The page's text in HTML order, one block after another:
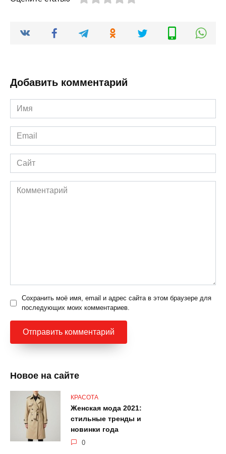
Добавить комментарий
Имя
*
Email
*
Сайт
Комментарий
Сохранить моё имя, email и адрес сайта в этом браузере для
последующих моих комментариев.
Новое на сайте
КРАСОТА
Женская мода 2021:
стильные тренды и
новинки года
0